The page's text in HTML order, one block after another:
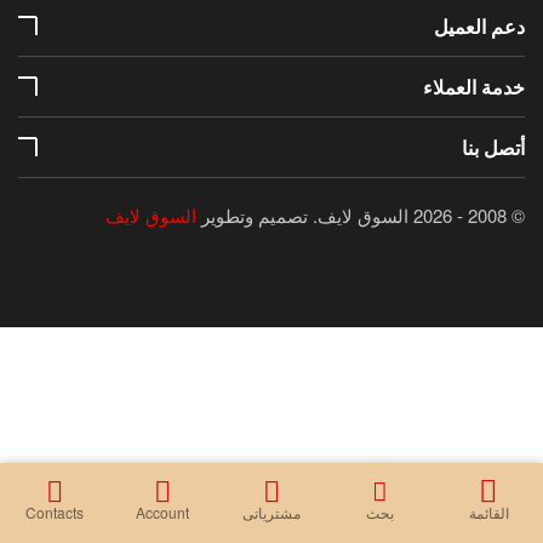
دعم العميل
خدمة العملاء
أتصل بنا
© 2008 - 2026 السوق لايف. تصميم وتطوير السوق لايف
القائمة بحث مشترياتى Account
Contacts